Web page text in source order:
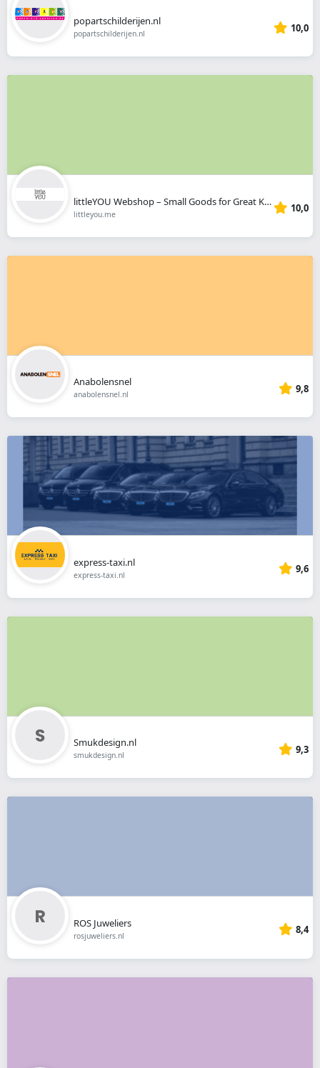
popartschilderijen.nl
popartschilderijen.nl 10,0
littleYOU Webshop – Small Goods for Great Kids
littleyou.me 10,0
Anabolensnel
anabolensnel.nl 9,8
express-taxi.nl
express-taxi.nl 9,6
Smukdesign.nl
smukdesign.nl 9,3
ROS Juweliers
rosjuweliers.nl 8,4